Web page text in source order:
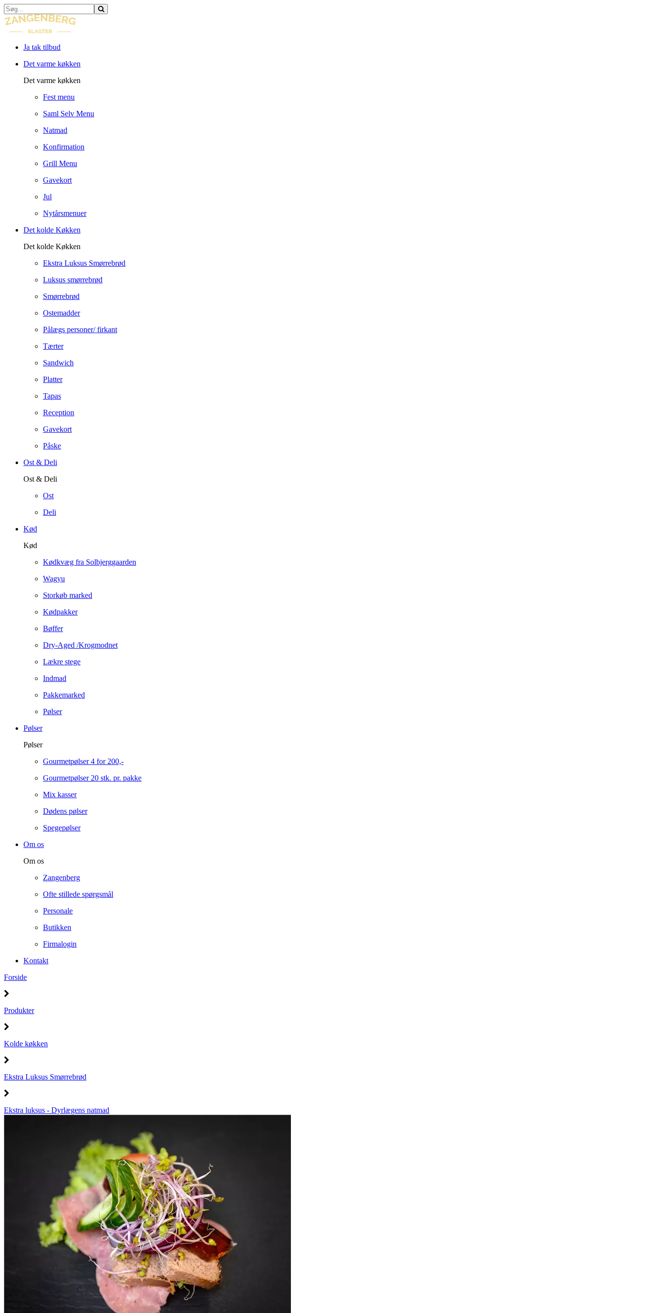
Ja tak tilbud
Det varme køkken
Det varme køkken
Fest menu
Saml Selv Menu
Natmad
Konfirmation
Grill Menu
Gavekort
Jul
Nytårsmenuer
Det kolde Køkken
Det kolde Køkken
Ekstra Luksus Smørrebrød
Luksus smørrebrød
Smørrebrød
Ostemadder
Pålægs personer/ firkant
Tærter
Sandwich
Platter
Tapas
Reception
Gavekort
Påske
Ost & Deli
Ost & Deli
Ost
Deli
Kød
Kød
Kødkvæg fra Solbjerggaarden
Wagyu
Storkøb marked
Kødpakker
Bøffer
Dry-Aged /Krogmodnet
Lækre stege
Indmad
Pakkemarked
Pølser
Pølser
Pølser
Gourmetpølser 4 for 200,-
Gourmetpølser 20 stk. pr. pakke
Mix kasser
Dødens pølser
Spegepølser
Om os
Om os
Zangenberg
Ofte stillede spørgsmål
Personale
Butikken
Firmalogin
Kontakt
Forside
Produkter
Kolde køkken
Ekstra Luksus Smørrebrød
Ekstra luksus - Dyrlægens natmad